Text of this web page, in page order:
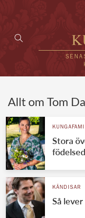
Allt om Tom
Stora
KÄNDISAR
Så